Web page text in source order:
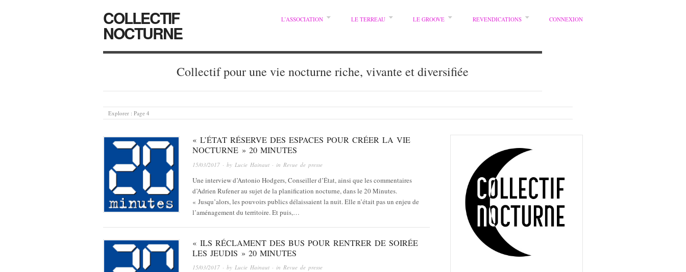
COLLECTIF
NOCTURNE
L’ASSOCIATION LE TERREAU LE GROOVE REVENDICATIONS CONNEXION
Collectif pour une vie nocturne riche, vivante et diversifiée
Explorer : Page 4
« L’ÉTAT RÉSERVE DES ESPACES POUR CRÉER LA VIE
NOCTURNE » 20 MINUTES
15/03/2017 · by Lucie Hainaut · in Revue de presse
Une interview d’Antonio Hodgers, Conseiller d’État, ainsi que les commentaires
d’Adrien Rufener au sujet de la planification nocturne, dans le 20 Minutes.
« Jusqu’alors, les pouvoirs publics délaissaient la nuit. Elle n’était pas un enjeu de
l’aménagement du territoire. Et puis,…
« ILS RÉCLAMENT DES BUS POUR RENTRER DE SOIRÉE
LES JEUDIS » 20 MINUTES
15/03/2017 · by Lucie Hainaut · in Revue de presse